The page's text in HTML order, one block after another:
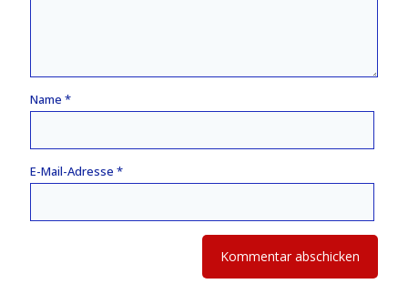
Name *
E-Mail-Adresse *